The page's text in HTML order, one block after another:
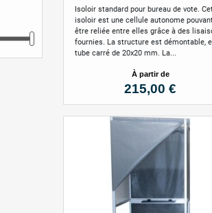
Isoloir standard pour bureau de vote.
isoloir est une cellule autonome
être reliée entre elles grâce à des
fournies. La structure est démontable,
tube carré de 20x20 mm. La...
à partir de
Prix
215,00 €